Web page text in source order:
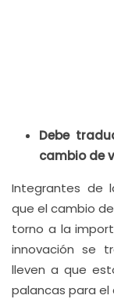
Debe
cambio de
Integrantes de
que el cambio
torno a la
innovación se
lleven a que
palancas para el